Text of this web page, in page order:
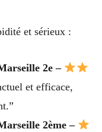
et sérieux :
2e –
et efficace,
2ème –